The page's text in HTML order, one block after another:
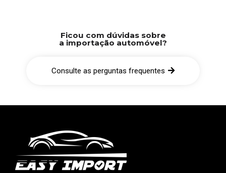
Ficou com dúvidas sobre
a importação automóvel?
Consulte as perguntas frequentes